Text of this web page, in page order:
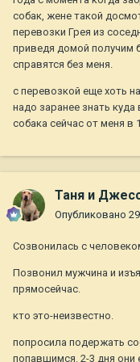
собак, жене такой
перевозки Грея из
приведя домой получим
справятся без меня.
с перевозкой еще хоть
надо заранее знать
собака сейчас от меня в
Таня и
Опубликовано
Созвонилась с
Позвонил мужчина и
прямосейчас.
кто это-неизвестно.
попросила подержать
попавшимся. 2-3 дня они